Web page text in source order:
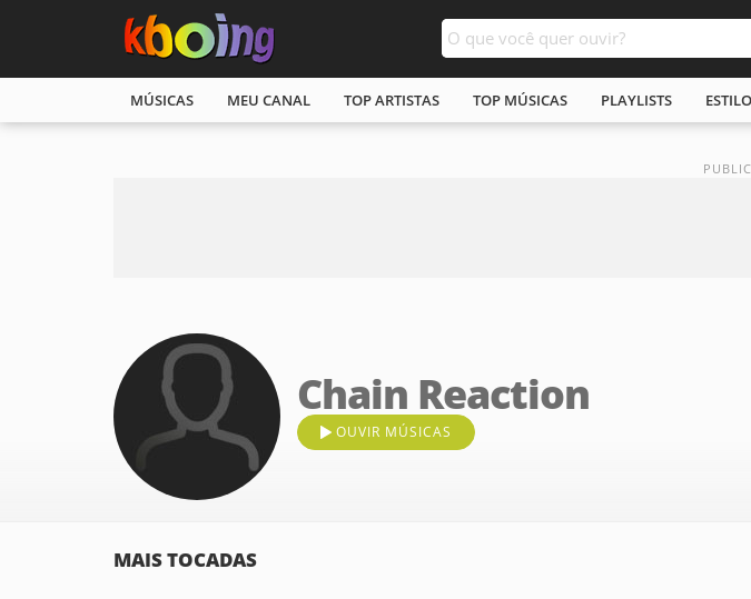
MÚSICAS MEU CANAL TOP ARTISTAS TOP MÚSICAS PLAYLISTS
Chain Reaction
OUVIR MÚSICAS
MAIS TOCADAS